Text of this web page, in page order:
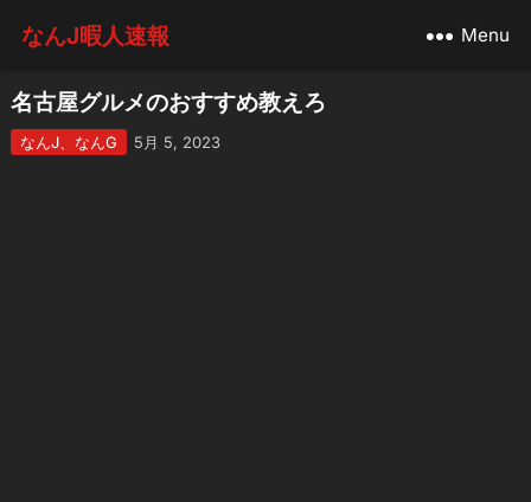
なんJ暇人速報 Menu
名古屋グルメのおすすめ教えろ
なんJ、なんG 5月 5, 2023